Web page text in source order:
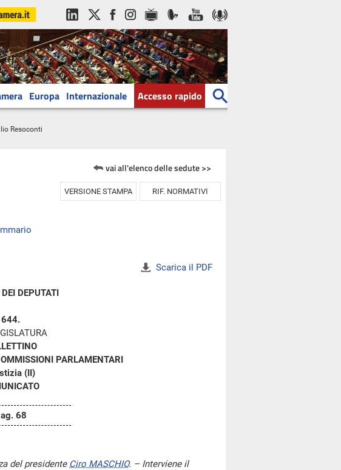
Europa Internazionale Accesso rapido
Resoconti
vai all'elenco delle sedute >>
VERSIONE STAMPA RIF. NORMATIVI
Scarica il PDF
DEPUTATI
644.
PARLAMENTARI
(II)
68
del presidente Ciro MASCHIO. – Interviene il